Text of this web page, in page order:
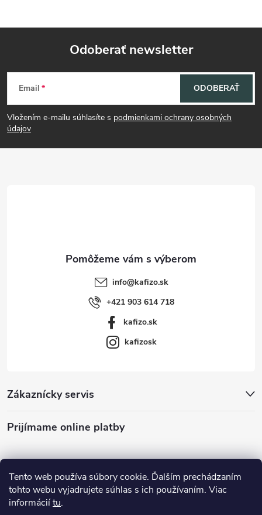
Tento web používa súbory cookie. Ďalším prechádzaním
tohto webu vyjadrujete súhlas s ich používaním. Viac
informáciítu.
Z
á
p
Odoberať newsletter
Email
Vložením e-mailu súhlasíte s podmienkami ochrany osobných
údajov
ODOBERAŤ
Zákaznícky servis
Prijímame online platby
info@kafizo.sk
+421 903 614 718
kafizo.sk
kafizosk